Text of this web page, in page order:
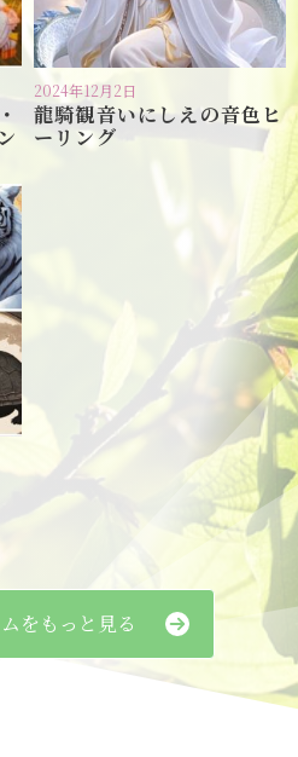
2024年12月2日
龍騎観音いにしえの音色ヒ
ーリング
をもっと見る